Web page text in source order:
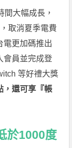
大幅成長，
取消夏季電費
電更加碼推出
會員並完成登
等好禮大獎
，還可享『帳
於1000度